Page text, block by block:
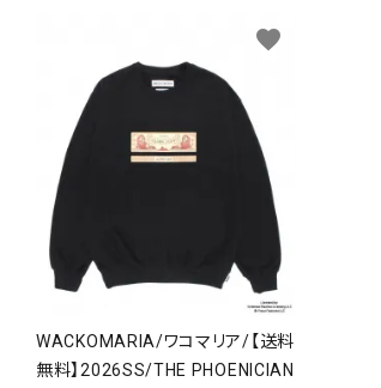
WACKOMARIA/ワコマリア/【送料
無料】2026SS/THE PHOENICIAN
favorite